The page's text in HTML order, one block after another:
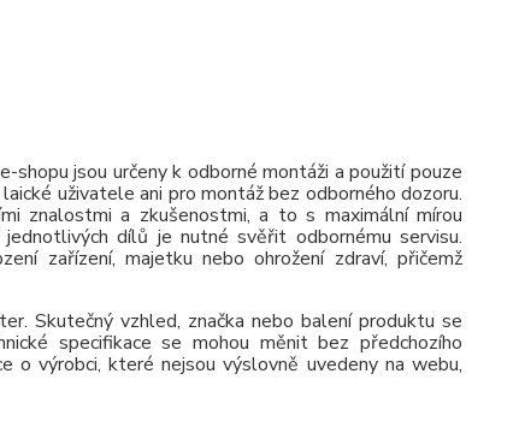
jsou určeny k odborné montáži a použití pouze
uživatele ani pro montáž bez odborného dozoru.
znalostmi a zkušenostmi, a to s maximální mírou
dílů je nutné svěřit odbornému servisu.
zařízení, majetku nebo ohrožení zdraví, přičemž
Skutečný vzhled, značka nebo balení produktu se
specifikace se mohou měnit bez předchozího
o výrobci, které nejsou výslovně uvedeny na webu,